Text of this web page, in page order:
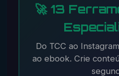
🚀 13
Do TCC ao
ao ebook. Crie